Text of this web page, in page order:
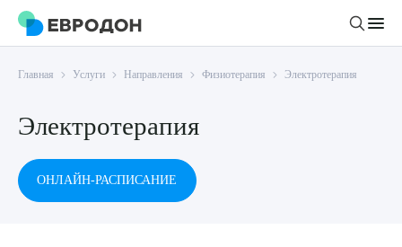
Личный кабинет
О компании
Новости
Статьи
Врачи
Главная Услуги Направления Физиотерапия Электротерапия
Электротерапия
ОНЛАЙН-РАСПИСАНИЕ